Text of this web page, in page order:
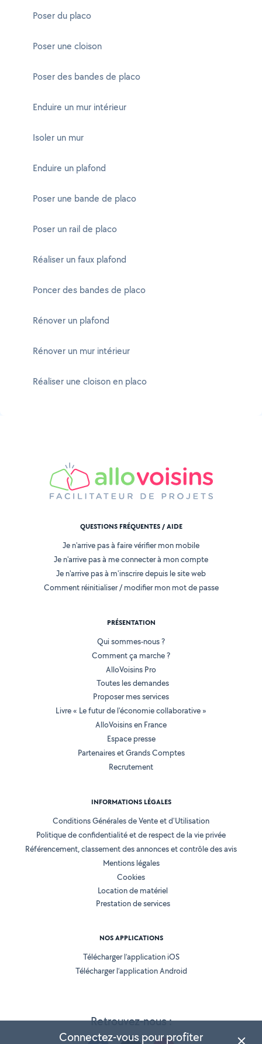
Poser du placo
Poser une cloison
Poser des bandes de placo
Enduire un mur intérieur
Isoler un mur
Enduire un plafond
Poser une bande de placo
Poser un rail de placo
Réaliser un faux plafond
Poncer des bandes de placo
Rénover un plafond
Rénover un mur intérieur
Réaliser une cloison en placo
Retrouvez-nous :
QUESTIONS FRÉQUENTES / AIDE
Je n'arrive pas à faire vérifier mon mobile
Je n'arrive pas à me connecter à mon compte
Je n'arrive pas à m'inscrire depuis le site web
Comment réinitialiser / modifier mon mot de passe
PRÉSENTATION
Qui sommes-nous ?
Comment ça marche ?
AlloVoisins Pro
Toutes les demandes
Proposer mes services
Livre « Le futur de l'économie collaborative »
AlloVoisins en France
Espace presse
Partenaires et Grands Comptes
Recrutement
INFORMATIONS LÉGALES
Conditions Générales de Vente et d'Utilisation
Politique de confidentialité et de respect de la vie privée
Référencement, classement des annonces et contrôle des avis
Mentions légales
Cookies
Location de matériel
Prestation de services
NOS APPLICATIONS
Télécharger l’application iOS
Télécharger l’application Android
Connectez-vous pour profiter